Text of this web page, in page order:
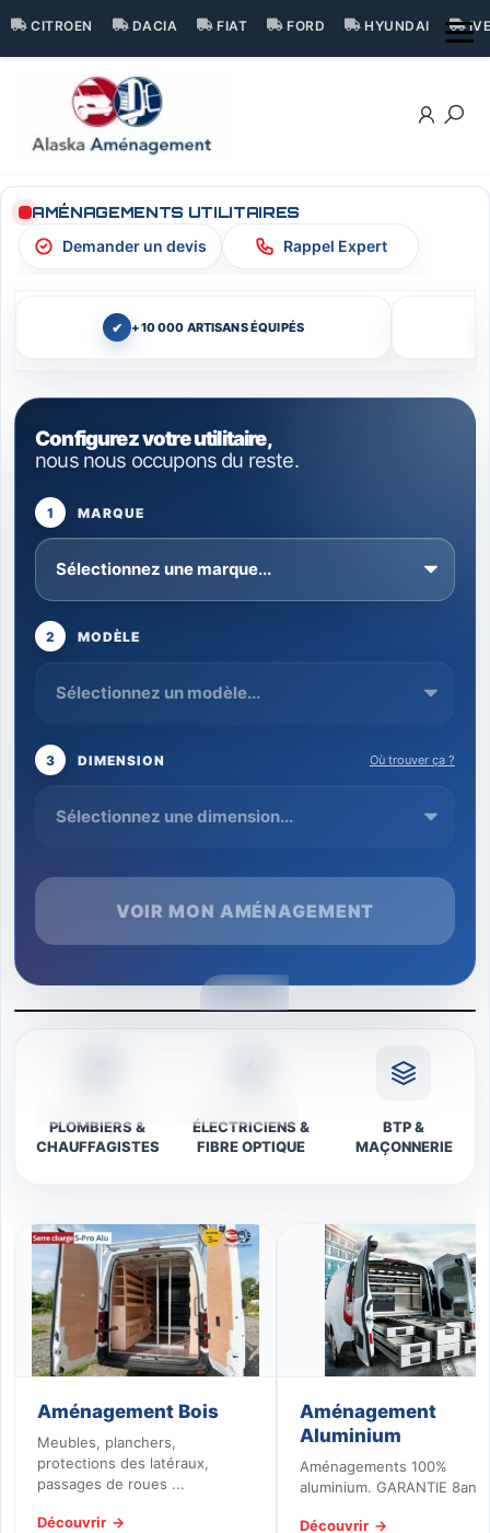
CITROEN DACIA FIAT FORD HYUNDAI
UTILITAIRE
AMÉNAGEMENTS UTILITAIRES
Demander un devis
Rappel Expert
+10 000 ARTISANS ÉQUIPÉS
Configurez votre utilitaire,
nous nous occupons du reste.
1 MARQUE
2 MODÈLE
3 DIMENSION Où trouver ça ?
VOIR MON AMÉNAGEMENT
PLOMBIERS &
CHAUFFAGISTES
ÉLECTRICIENS &
FIBRE OPTIQUE
BTP &
MAÇONNERIE
Aménagement Bois
Meubles, planchers,
protections des latéraux,
passages de roues ...
Découvrir
Aménagement
Aluminium
Aménagements 100%
aluminium. GARANTIE 8ans
Découvrir